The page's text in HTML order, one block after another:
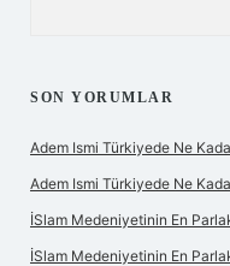
SON YORUMLAR
Adem Ismi Türkiyede Ne
Adem Ismi Türkiyede Ne
İSlam Medeniyetinin En
İSlam Medeniyetinin En